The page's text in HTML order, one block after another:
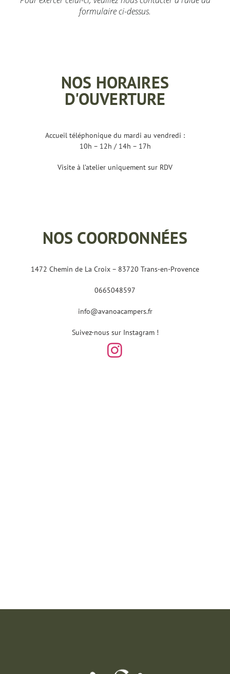
formulaire ci-dessus.
NOS HORAIRES
D'OUVERTURE
Accueil téléphonique du mardi au vendredi :
10h – 12h / 14h – 17h
Visite à l’atelier uniquement sur RDV
NOS COORDONNÉES
1472 Chemin de La Croix – 83720 Trans-en-Provence
0665048597
info@avanoacampers.fr
Suivez-nous sur Instagram !